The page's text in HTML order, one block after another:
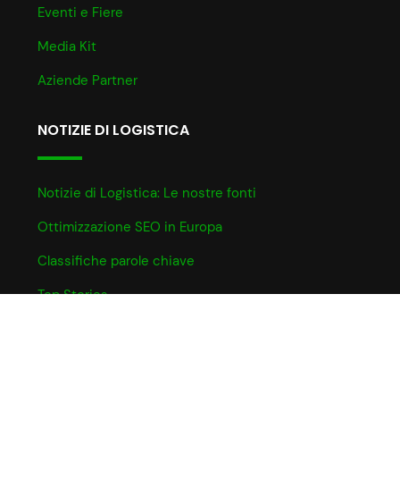
Eventi e Fiere
Media Kit
Aziende Partner
NOTIZIE DI LOGISTICA
Notizie di Logistica: Le nostre fonti
Ottimizzazione SEO in Europa
Classifiche parole chiave
Top Stories